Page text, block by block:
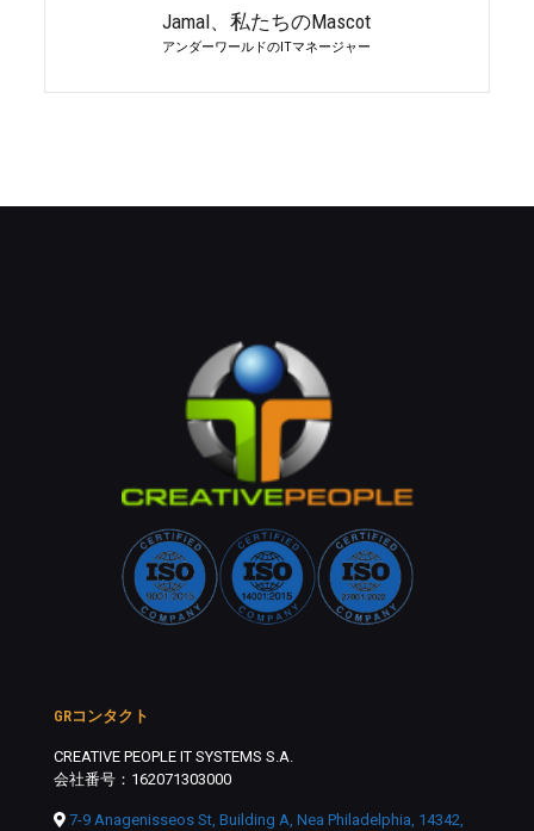
Jamal、私たちのMascot
アンダーワールドのITマネージャー
GRコンタクト
CREATIVE PEOPLE IT SYSTEMS S.A.
会社番号：162071303000
7-9 Anagenisseos St, Building A, Nea Philadelphia, 14342,